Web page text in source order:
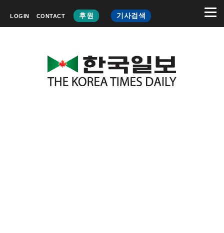
LOGIN CONTACT 후원 기사검색